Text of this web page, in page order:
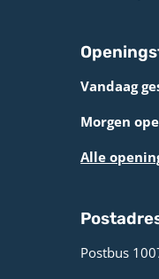
Vandaag
Morgen
Alle
Postbus